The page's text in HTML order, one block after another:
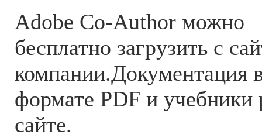
Adobe Co-Author можно
бесплатно загрузить с
компании.Документация
формате PDF и
сайте.